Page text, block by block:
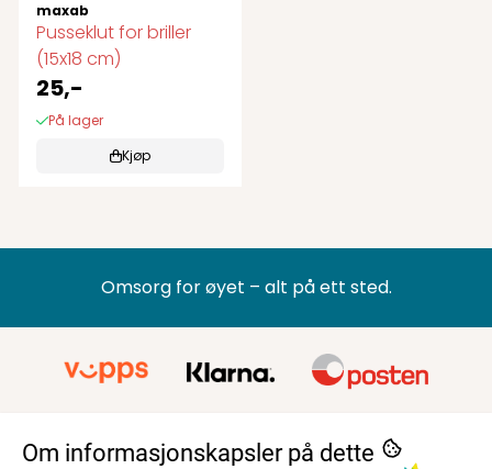
maxab
Pusseklut for briller
(15x18 cm)
25,-
På lager
Kjøp
Omsorg for øyet – alt på ett sted.
Om informasjonskapsler på dette